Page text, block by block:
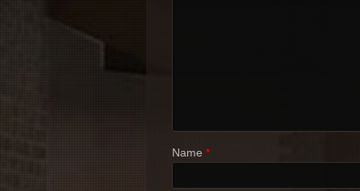
Name *